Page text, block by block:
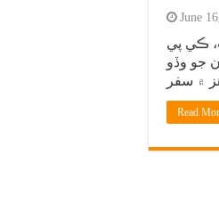
June
ڪي پي
جو وڏو
Read